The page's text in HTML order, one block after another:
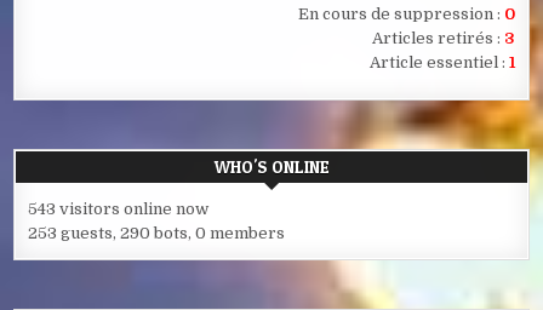
En cours de suppression : 0
Articles retirés : 3
Article essentiel : 1
WHO'S ONLINE
543 visitors online now
253 guests, 290 bots, 0 members